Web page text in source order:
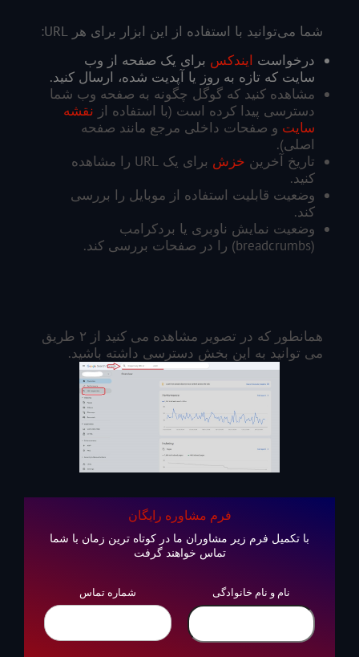
شما می‌توانید با استفاده از این ابزار برای هر URL:
درخواست ایندکس برای یک صفحه از وب
سایت که تازه به روز یا آپدیت شده، ارسال کنید.
مشاهده کنید که گوگل چگونه به صفحه وب شما
دسترسی پیدا کرده است (با استفاده از نقشه
سایت و صفحات داخلی مرجع مانند صفحه
اصلی).
تاریخ آخرین خزش
برای یک URL را مشاهده
کنید.
وضعیت قابلیت استفاده از موبایل را بررسی
کند.
وضعیت نمایش ناوبری یا بردکرامب
(breadcrumbs) را در صفحات بررسی کند.
همانطور که در تصویر مشاهده می کنید از ۲ طریق
می توانید به این بخش دسترسی داشته باشید.
فرم مشاوره رایگان
با تکمیل فرم زیر مشاوران ما در کوتاه ترین زمان با شما
تماس خواهند گرفت
شماره تماس نام و نام خانوادگی